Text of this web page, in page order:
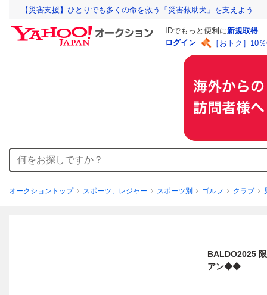
【災害支援】ひとりでも多くの命を救う「災害救助犬」を支えよう
IDでもっと便利に新規取得
ログイン
［おトク］10
オークショントップ スポーツ、レジャー スポーツ別 ゴルフ クラブ
BALDO2025
アン◆◆